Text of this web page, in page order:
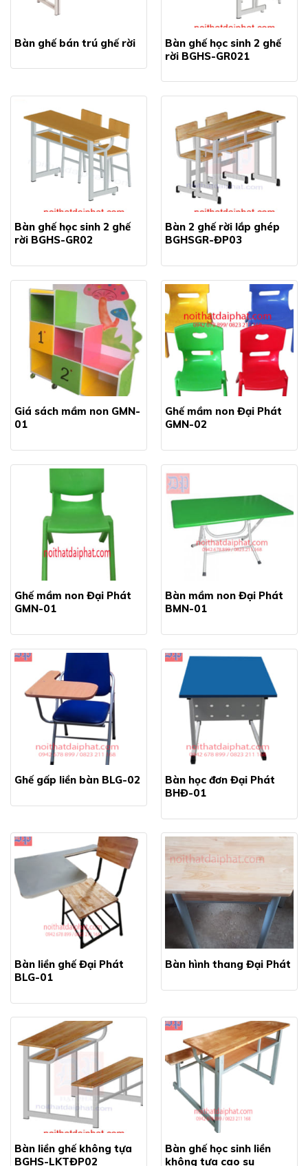
Bàn ghế bán trú ghế rời
Bàn ghế học sinh 2 ghế
rời BGHS-GR021
Bàn ghế học sinh 2 ghế
rời BGHS-GR02
Bàn 2 ghế rời lắp ghép
BGHSGR-ĐP03
Giá sách mầm non GMN-
01
Ghế mầm non Đại Phát
GMN-02
Ghế mầm non Đại Phát
GMN-01
Bàn mầm non Đại Phát
BMN-01
Ghế gấp liền bàn BLG-02
Bàn học đơn Đại Phát
BHĐ-01
Bàn liền ghế Đại Phát
BLG-01
Bàn hình thang Đại Phát
Bàn liền ghế không tựa
BGHS-LKTĐP02
Bàn ghế học sinh liền
không tựa cao su